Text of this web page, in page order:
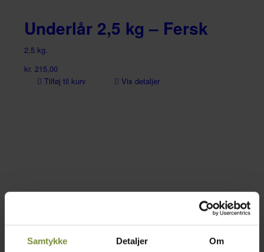
Samtykke Detaljer Om
Underlår 2,5 kg – Fersk
2,5 kg.
kr. 215,00
Tilføj til kurv
Vis detaljer